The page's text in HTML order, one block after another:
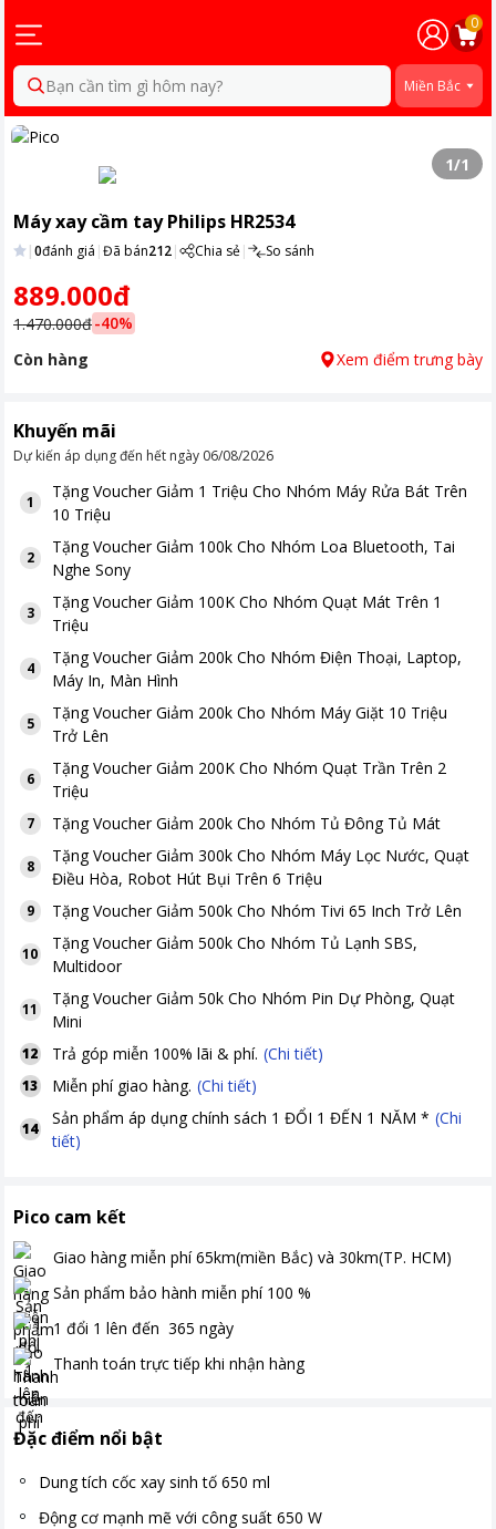
0
Bạn cần tìm gì hôm nay? Miền Bắc
1/1
Máy xay cầm tay Philips HR2534
|0đánh giá |Đã bán212| Chia sẻ| So sánh
889.000đ
1.470.000đ-40%
Còn hàng
Xem điểm trưng bày
Khuyến mãi
Dự kiến áp dụng đến hết ngày 06/08/2026
1
TặngVoucher Giảm 1 Triệu Cho Nhóm Máy Rửa Bát Trên
10 Triệu
2
TặngVoucher Giảm 100k Cho Nhóm Loa Bluetooth, Tai
Nghe Sony
3
TặngVoucher Giảm 100K Cho Nhóm Quạt Mát Trên 1
Triệu
4
TặngVoucher Giảm 200k Cho Nhóm Điện Thoại, Laptop,
Máy In, Màn Hình
5
TặngVoucher Giảm 200k Cho Nhóm Máy Giặt 10 Triệu
Trở Lên
6
TặngVoucher Giảm 200K Cho Nhóm Quạt Trần Trên 2
Triệu
7 TặngVoucher Giảm 200k Cho Nhóm Tủ Đông Tủ Mát
8
TặngVoucher Giảm 300k Cho Nhóm Máy Lọc Nước, Quạt
Điều Hòa, Robot Hút Bụi Trên 6 Triệu
9 TặngVoucher Giảm 500k Cho Nhóm Tivi 65 Inch Trở Lên
10
TặngVoucher Giảm 500k Cho Nhóm Tủ Lạnh SBS,
Multidoor
11
TặngVoucher Giảm 50k Cho Nhóm Pin Dự Phòng, Quạt
Mini
12 Trả góp miễn 100% lãi & phí. (Chi tiết)
13 Miễn phí giao hàng. (Chi tiết)
14
Sản phẩm áp dụng chính sách 1 ĐỔI 1 ĐẾN 1 NĂM * (Chi
tiết)
Pico cam kết
Giao hàng miễn phí 65km(miền Bắc) và 30km(TP. HCM)
Sản phẩm bảo hành miễn phí 100 %
1 đổi 1 lên đến 365 ngày
Thanh toán trực tiếp khi nhận hàng
Đặc điểm nổi bật
Dung tích cốc xay sinh tố 650 ml
Động cơ mạnh mẽ với công suất 650 W